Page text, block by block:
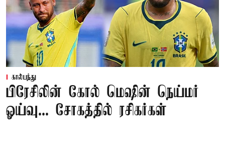
கால்பந்து
பிரேசிலின் கோல் மெஷின் நெய்மர்
ஓய்வு... சோகத்தில் ரசிகர்கள்